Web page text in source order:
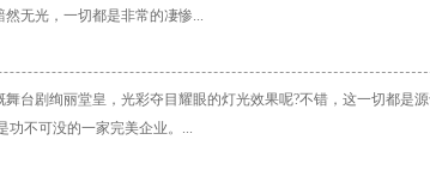
无光，一切都是非常的凄惨...
台剧绚丽堂皇，光彩夺目耀眼的灯光效果呢?不错，这一切都是源
功不可没的一家完美企业。...